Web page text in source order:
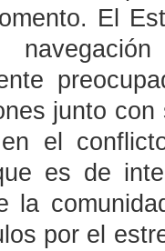
El
junto
el
es de
la
por el